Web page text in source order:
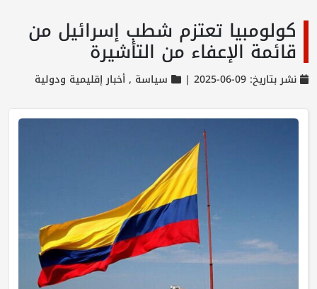
كولومبيا تعتزم شطب إسرائيل من
قائمة الإعفاء من التأشيرة
نشر بتاريخ: 09-06-2025 | سياسة ,أخبار إقليمية ودولية